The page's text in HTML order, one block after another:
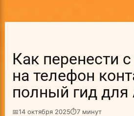
Как перенести
на телефон
полный гид для
📅14 октября 2025⏱7 минут